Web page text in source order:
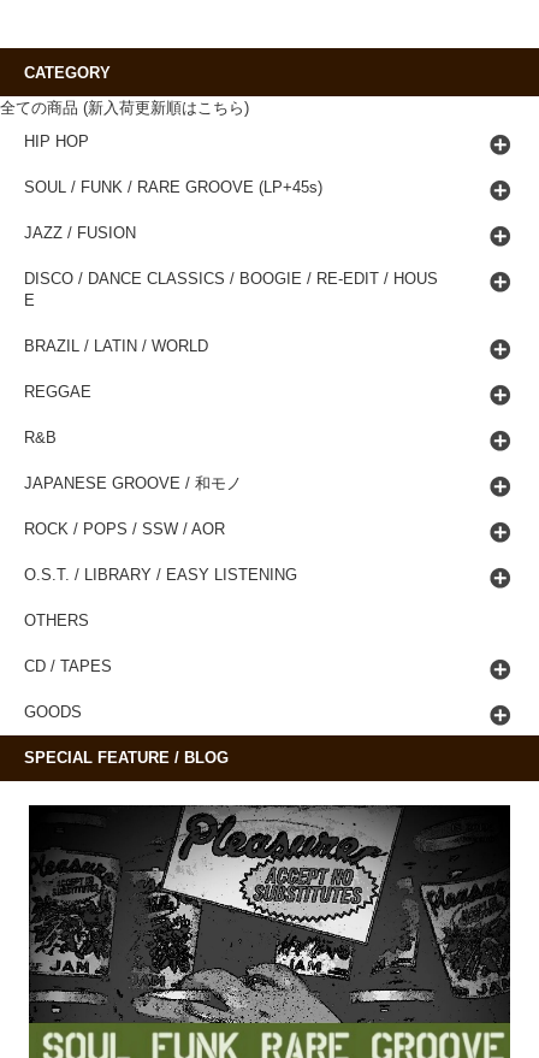
CATEGORY
全ての商品 (新入荷更新順はこちら)
HIP HOP
SOUL / FUNK / RARE GROOVE (LP+45s)
JAZZ / FUSION
DISCO / DANCE CLASSICS / BOOGIE / RE-EDIT / HOUS
E
BRAZIL / LATIN / WORLD
REGGAE
R&B
JAPANESE GROOVE / 和モノ
ROCK / POPS / SSW / AOR
O.S.T. / LIBRARY / EASY LISTENING
OTHERS
CD / TAPES
GOODS
SPECIAL FEATURE / BLOG